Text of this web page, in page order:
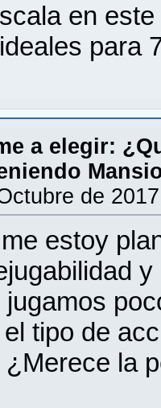
en
para
a elegir:
de
estoy
jugamos
tipo de
la